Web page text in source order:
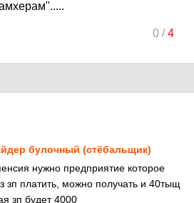
0/4
булочный (стёбальщик)
нужно предприятие которое
зп платить, можно получать и 40тыщ
зп будет 4000